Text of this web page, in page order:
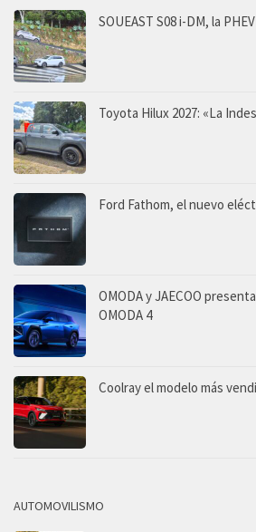
SOUEAST S08 i-DM, la
Toyota Hilux 2027: «La
Ford Fathom, el nuevo
OMODA y JAECOO
OMODA 4
Coolray el modelo más
AUTOMOVILISMO